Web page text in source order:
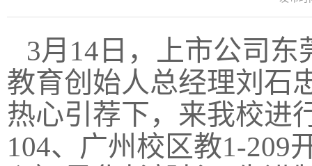
3月14日，上市公司
教育创始人总经理刘石
热心引荐下，来我校进
104、广州校区教1-209